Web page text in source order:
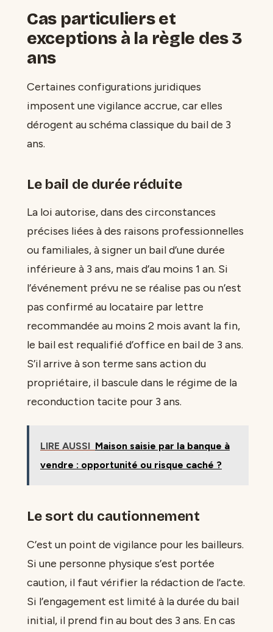
Cas particuliers et
exceptions à la règle des 3
ans
Certaines configurations juridiques
imposent une vigilance accrue, car elles
dérogent au schéma classique du bail de 3
ans.
Le bail de durée réduite
La loi autorise, dans des circonstances
précises liées à des raisons professionnelles
ou familiales, à signer un bail d’une durée
inférieure à 3 ans, mais d’au moins 1 an. Si
l’événement prévu ne se réalise pas ou n’est
pas confirmé au locataire par lettre
recommandée au moins 2 mois avant la fin,
le bail est requalifié d’office en bail de 3 ans.
S’il arrive à son terme sans action du
propriétaire, il bascule dans le régime de la
reconduction tacite pour 3 ans.
LIRE AUSSI Maison saisie par la banque à
vendre : opportunité ou risque caché ?
Le sort du cautionnement
C’est un point de vigilance pour les bailleurs.
Si une personne physique s’est portée
caution, il faut vérifier la rédaction de l’acte.
Si l’engagement est limité à la durée du bail
initial, il prend fin au bout des 3 ans. En cas